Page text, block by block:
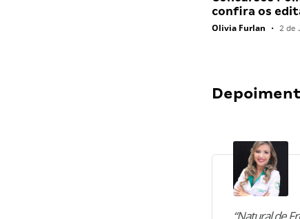
confira os
Olivia Furlan • 2 de
“Natural de